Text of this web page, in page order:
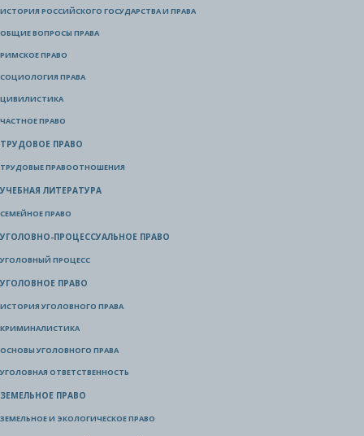
ИСТОРИЯ РОССИЙСКОГО ГОСУДАРСТВА И ПРАВА
ОБЩИЕ ВОПРОСЫ ПРАВА
РИМСКОЕ ПРАВО
СОЦИОЛОГИЯ ПРАВА
ЦИВИЛИСТИКА
ЧАСТНОЕ ПРАВО
ТРУДОВОЕ ПРАВО
ТРУДОВЫЕ ПРАВООТНОШЕНИЯ
УЧЕБНАЯ ЛИТЕРАТУРА
СЕМЕЙНОЕ ПРАВО
УГОЛОВНО-ПРОЦЕССУАЛЬНОЕ ПРАВО
УГОЛОВНЫЙ ПРОЦЕСС
УГОЛОВНОЕ ПРАВО
ИСТОРИЯ УГОЛОВНОГО ПРАВА
КРИМИНАЛИСТИКА
ОСНОВЫ УГОЛОВНОГО ПРАВА
УГОЛОВНАЯ ОТВЕТСТВЕННОСТЬ
ЗЕМЕЛЬНОЕ ПРАВО
ЗЕМЕЛЬНОЕ И ЭКОЛОГИЧЕСКОЕ ПРАВО